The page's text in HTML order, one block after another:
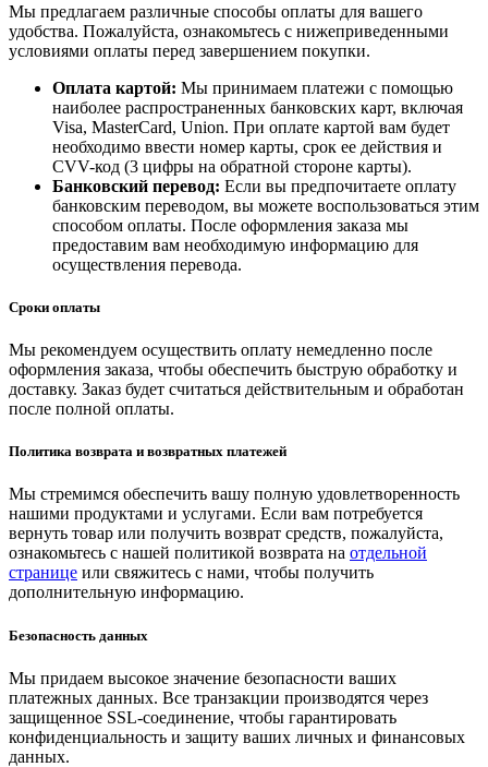
Мы предлагаем различные способы оплаты для вашего
удобства. Пожалуйста, ознакомьтесь с нижеприведенными
условиями оплаты перед завершением покупки.
Оплата картой: Мы принимаем платежи с помощью
наиболее распространенных банковских карт, включая
Visa, MasterCard, Union. При оплате картой вам будет
необходимо ввести номер карты, срок ее действия и
CVV-код (3 цифры на обратной стороне карты).
Банковский перевод: Если вы предпочитаете оплату
банковским переводом, вы можете воспользоваться этим
способом оплаты. После оформления заказа мы
предоставим вам необходимую информацию для
осуществления перевода.
Сроки оплаты
Мы рекомендуем осуществить оплату немедленно после
оформления заказа, чтобы обеспечить быструю обработку и
доставку. Заказ будет считаться действительным и обработан
после полной оплаты.
Политика возврата и возвратных платежей
Мы стремимся обеспечить вашу полную удовлетворенность
нашими продуктами и услугами. Если вам потребуется
вернуть товар или получить возврат средств, пожалуйста,
ознакомьтесь с нашей политикой возврата на отдельной
странице или свяжитесь с нами, чтобы получить
дополнительную информацию.
Безопасность данных
Мы придаем высокое значение безопасности ваших
платежных данных. Все транзакции производятся через
защищенное SSL-соединение, чтобы гарантировать
конфиденциальность и защиту ваших личных и финансовых
данных.